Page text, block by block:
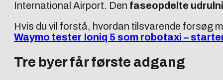
International Airport. Den faseopdelte
Hvis du vil forstå, hvordan tilsvarende forsøg
Waymo tester Ioniq 5 som robotaxi –
Tre byer får første adgang